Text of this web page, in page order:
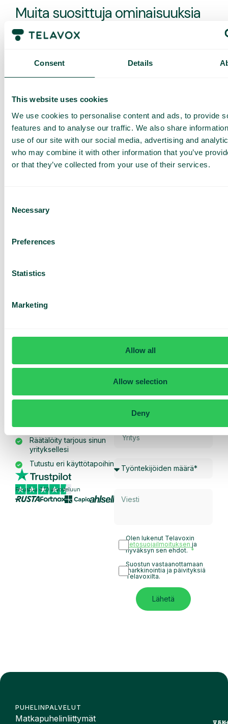
Consent Details
This website uses cookies
We use cookies to personalise content and ads, to provide
features and to analyse our traffic. We also share
use of our site with our social media, advertising and
who may combine it with other information that you’ve
or that they’ve collected from your use of their services.
Selection
Necessary
Preferences
Statistics
Marketing
Allow all
Allow selection
Deny
Muita suosittuja ominaisuuksia
Automaattinen puhelun aiheen
Näe heti, mistä aiheista asiakaspuhelunne
Tuo litteroinnit
Pyydä
esittely ja
Palveluidemme esittely
Räätälöity tarjous sinun
yrityksellesi
Tutustu eri käyttötapoihin
Perustuu 430 arvosteluun
Olen lukenut Telavoxin
tietosuojailmoituksenja
hyväksyn sen ehdot.
Suostun vastaanottamaan
markkinointia ja päivityksiä
Telavoxilta.
Lähetä
PUHELINPALVELUT
Matkapuhelinliittymät